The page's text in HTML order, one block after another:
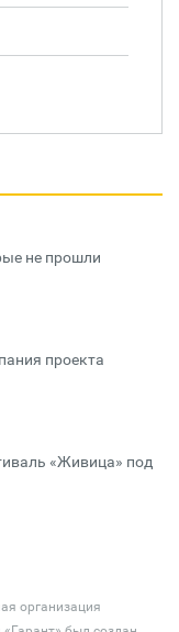
не прошли
проекта
«Живица» под
организация